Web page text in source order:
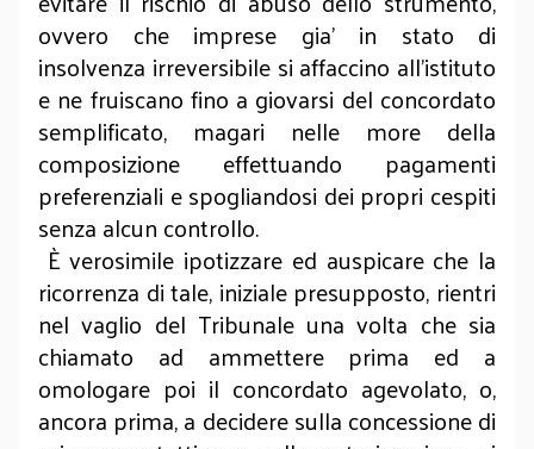
ovvero che imprese gia’ in stato di
insolvenza irreversibile si affaccino all’istituto
e ne fruiscano fino a giovarsi del concordato
semplificato, magari nelle more della
composizione effettuando pagamenti
preferenziali e spogliandosi dei propri cespiti
senza alcun controllo.
È verosimile ipotizzare ed auspicare che la
ricorrenza di tale, iniziale presupposto, rientri
nel vaglio del Tribunale una volta che sia
chiamato ad ammettere prima ed a
omologare poi il concordato agevolato, o,
ancora prima, a decidere sulla concessione di